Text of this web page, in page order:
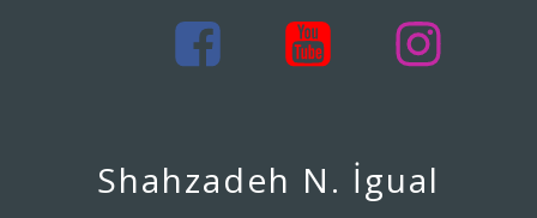
geç
Shahzadeh N. İgual